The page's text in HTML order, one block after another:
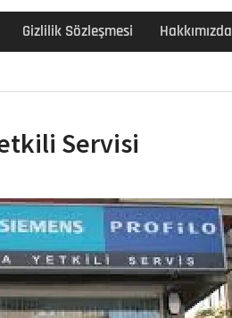
Gizlilik Sözleşmesi Hakkımızda
Servisi